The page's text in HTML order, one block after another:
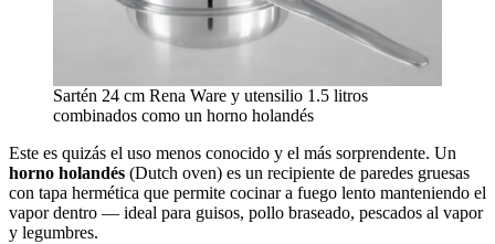
Sartén 24 cm Rena Ware y utensilio 1.5 litros
combinados como un horno holandés
Este es quizás el uso menos conocido y el más sorprendente. Un
horno holandés (Dutch oven) es un recipiente de paredes gruesas
con tapa hermética que permite cocinar a fuego lento manteniendo el
vapor dentro — ideal para guisos, pollo braseado, pescados al vapor
y legumbres.